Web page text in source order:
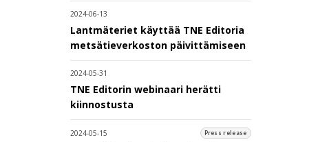
2024-06-13
Lantmäteriet käyttää TNE Editoria
metsätieverkoston päivittämiseen
2024-05-31
TNE Editorin webinaari herätti
kiinnostusta
2024-05-15 Press release